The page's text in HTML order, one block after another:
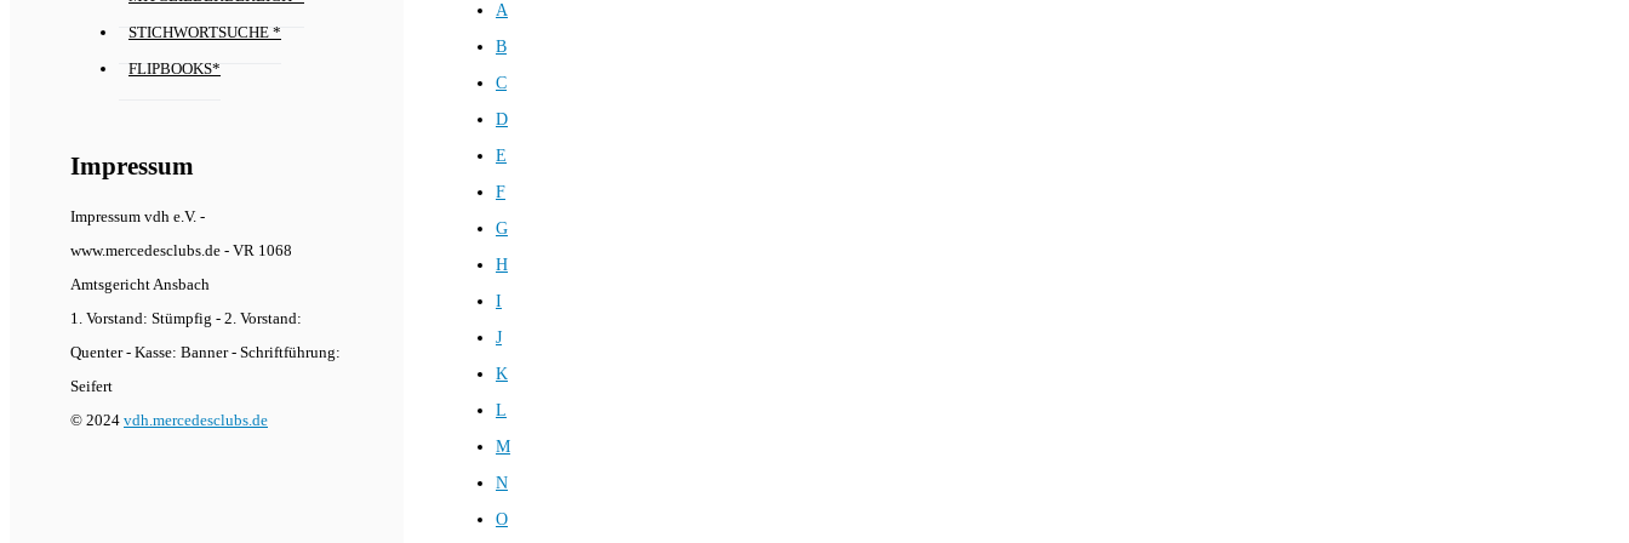
STICHWORTSUCHE *
FLIPBOOKS*
Impressum
Impressum vdh e.V. -
www.mercedesclubs.de - VR 1068
Amtsgericht Ansbach
1. Vorstand: Stümpfig - 2. Vorstand:
Quenter - Kasse: Banner - Schriftführung:
Seifert
© 2024 vdh.mercedesclubs.de
A
B
C
D
E
F
G
H
I
J
K
L
M
N
O